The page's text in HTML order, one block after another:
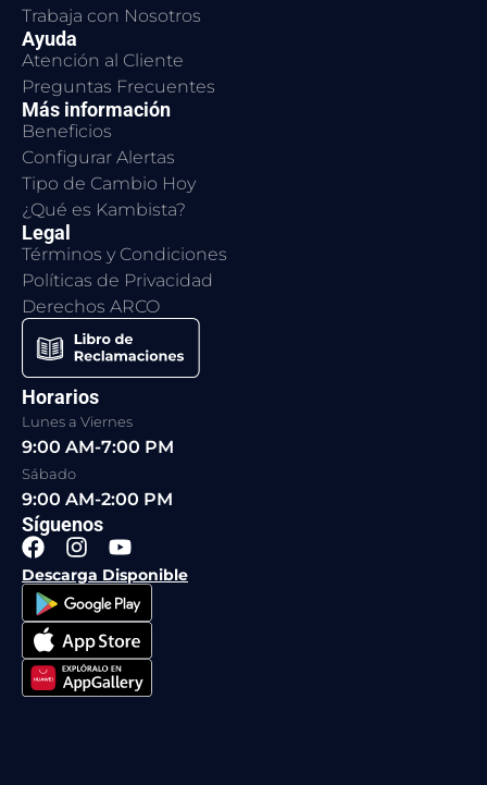
Trabaja con Nosotros
Ayuda
Atención al Cliente
Preguntas Frecuentes
Más información
Beneficios
Configurar Alertas
Tipo de Cambio Hoy
¿Qué es Kambista?
Legal
Términos y Condiciones
Políticas de Privacidad
Derechos ARCO
Horarios
Lunes a Viernes
9:00 AM-7:00 PM
Sábado
9:00 AM-2:00 PM
Síguenos
F
a
c
e
b
o
o
k
I
n
s
t
a
g
r
a
Y
o
u
t
u
b
e
Descarga Disponible